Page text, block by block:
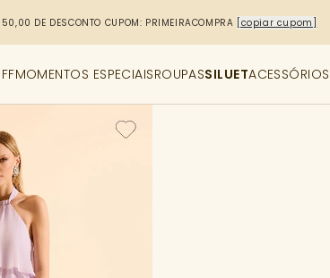
DE DESCONTO CUPOM: PRIMEIRACOMPRA [copiar cupom]
MOMENTOS ESPECIAISROUPASSILUETACESSÓRIOS